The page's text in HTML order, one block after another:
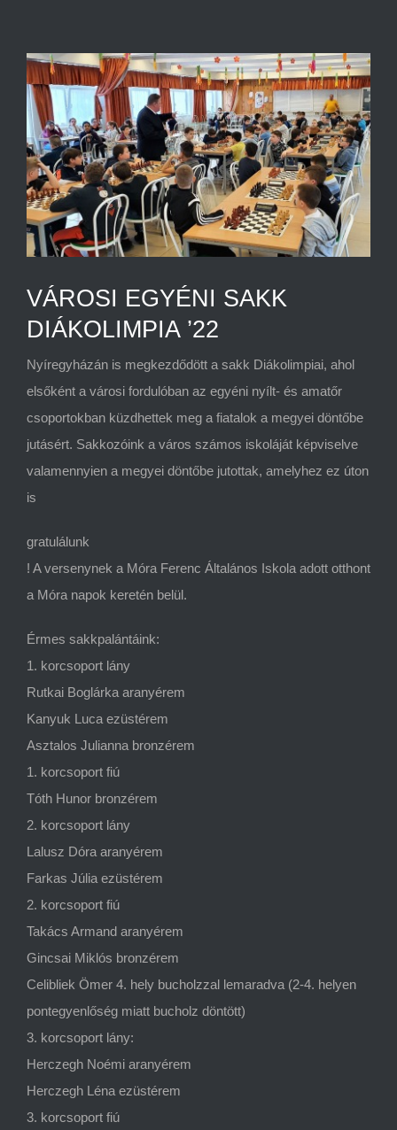
PÁLYÁZATOK
NYESE NAPTÁR
KAPCSOLAT
View
Larger
Image
VÁROSI EGYÉNI SAKK
DIÁKOLIMPIA ’22
Nyíregyházán is megkezdődött a sakk Diákolimpiai, ahol
elsőként a városi fordulóban az egyéni nyílt- és amatőr
csoportokban küzdhettek meg a fiatalok a megyei döntőbe
jutásért. Sakkozóink a város számos iskoláját képviselve
valamennyien a megyei döntőbe jutottak, amelyhez ez úton
is
gratulálunk
! A versenynek a Móra Ferenc Általános Iskola adott otthont
a Móra napok keretén belül.
Érmes sakkpalántáink:
1. korcsoport lány
Rutkai Boglárka aranyérem
Kanyuk Luca ezüstérem
Asztalos Julianna bronzérem
1. korcsoport fiú
Tóth Hunor bronzérem
2. korcsoport lány
Lalusz Dóra aranyérem
Farkas Júlia ezüstérem
2. korcsoport fiú
Takács Armand aranyérem
Gincsai Miklós bronzérem
Celibliek Ömer 4. hely bucholzzal lemaradva (2-4. helyen
pontegyenlőség miatt bucholz döntött)
3. korcsoport lány:
Herczegh Noémi aranyérem
Herczegh Léna ezüstérem
3. korcsoport fiú